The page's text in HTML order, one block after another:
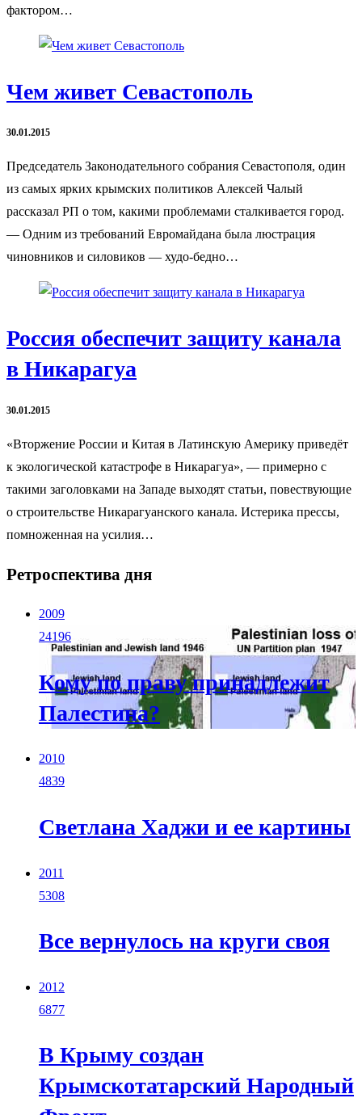
фактором…
Чем живет Севастополь
30.01.2015
Председатель Законодательного собрания Севастополя, один
из самых ярких крымских политиков Алексей Чалый
рассказал РП о том, какими проблемами сталкивается город.
— Одним из требований Евромайдана была люстрация
чиновников и силовиков — худо-бедно…
Россия обеспечит защиту канала
в Никарагуа
30.01.2015
«Вторжение России и Китая в Латинскую Америку приведёт
к экологической катастрофе в Никарагуа», — примерно с
такими заголовками на Западе выходят статьи, повествующие
о строительстве Никарагуанского канала. Истерика прессы,
помноженная на усилия…
Ретроспектива дня
2009
24196
Кому по праву принадлежит
Палестина?
2010
4839
Светлана Хаджи и ее картины
2011
5308
Все вернулось на круги своя
2012
6877
В Крыму создан
Крымскотатарский Народный